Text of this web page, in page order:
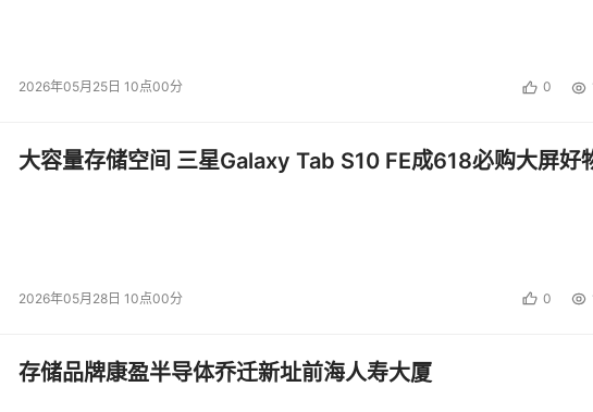
考，不构成投资建议。
2026年05月25日 10点00分 0
大容量存储空间 三星Galaxy Tab S10 FE成618必购大屏好
2026年05月28日 10点00分 0
存储品牌康盈半导体乔迁新址前海人寿大厦